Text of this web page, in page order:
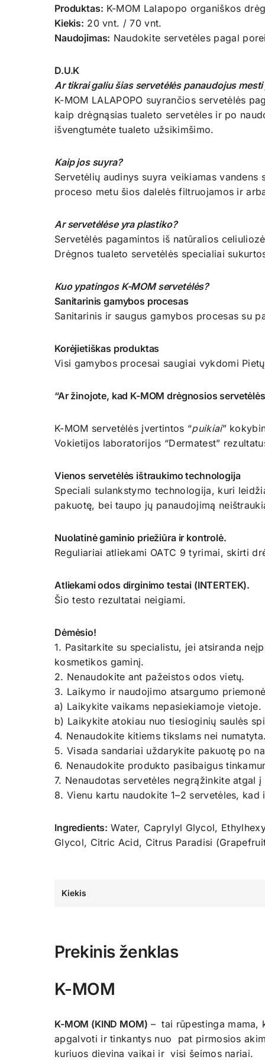
Produktas: K-MOM Lalapopo organiškos
Kiekis: 20 vnt. / 70 vnt.
Naudojimas: Naudokite servetėles pagal
D.U.K
Ar tikrai galiu šias servetėlės panaudojus
K-MOM LALAPOPO suyrančios servetėlės
kaip drėgnąsias tualeto servetėles ir po
išvengtumėte tualeto užsikimšimo.
Kaip jos suyra?
Servetėlių audinys suyra veikiamas
proceso metu šios dalelės filtruojamos ir
Ar servetėlėse yra plastiko?
Servetėlės pagamintos iš natūralios
Drėgnos tualeto servetėlės specialiai
Kuo ypatingos K-MOM servetėlės?
Sanitarinis gamybos procesas
Sanitarinis ir saugus gamybos procesas su
Korėjietiškas produktas
Visi gamybos procesai saugiai vykdomi
“Ar žinojote, kad K-MOM drėgnosios
K-MOM servetėlės įvertintos “puikiai”
Vokietijos laboratorijos “Dermatest”
Vienos servetėlės ištraukimo technologija
Speciali sulankstymo technologija, kuri
pakuotę, bei taupo jų panaudojimą
Nuolatinė gaminio priežiūra ir kontrolė.
Reguliariai atliekami OATC 9 tyrimai, skirti
Atliekami odos dirginimo testai (INTERTEK).
Šio testo rezultatai neigiami.
Dėmėsio!
1. Pasitarkite su specialistu, jei atsiranda
kosmetikos gaminį.
2. Nenaudokite ant pažeistos odos vietų.
3. Laikymo ir naudojimo atsargumo
a) Laikykite vaikams nepasiekiamoje vietoje.
b) Laikykite atokiau nuo tiesioginių saulės
4. Nenaudokite kitiems tikslams nei numatyta.
5. Visada sandariai uždarykite pakuotę po
6. Nenaudokite produkto pasibaigus
7. Nenaudotas servetėles negrąžinkite atgal
8. Vienu kartu naudokite 1–2 servetėles,
Ingredients: Water, Caprylyl Glycol,
Glycol, Citric Acid, Citrus Paradisi
Kiekis
Prekinis ženklas
K-MOM
K-MOM (KIND MOM) – tai rūpestinga
apgalvoti ir tinkantys nuo pat pirmosios
kuriuos dievina vaikai ir visi šeimos nariai.